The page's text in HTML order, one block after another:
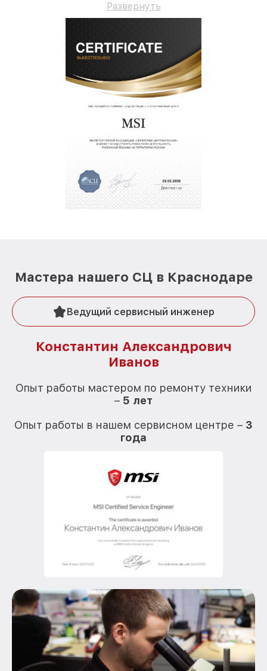
Развернуть
Мастера нашего СЦ в Краснодаре
Ведущий сервисный инженер
Константин Александрович
Иванов
Опыт работы мастером по ремонту техники
– 5 лет
Опыт работы в нашем сервисном центре – 3
года